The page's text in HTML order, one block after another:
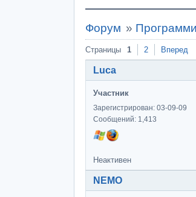
Форум »
Страницы 1 2 Вперед
Luca
Участник
Зарегистрирован: 03-09-09
Сообщений: 1,413
Неактивен
NEMO